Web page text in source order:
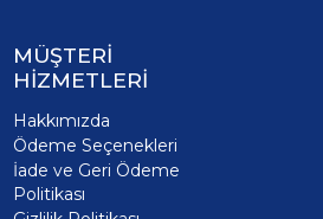
MÜŞTERİ
HİZMETLERİ
Hakkımızda
Ödeme Seçenekleri
İade ve Geri Ödeme
Politikası